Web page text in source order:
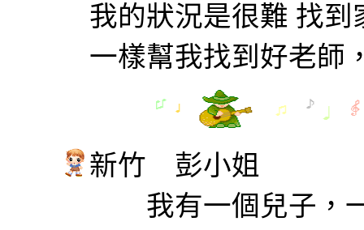
我的狀況是很難 找
一樣幫我找到好老師
新竹 彭小姐
我有一個兒子，一